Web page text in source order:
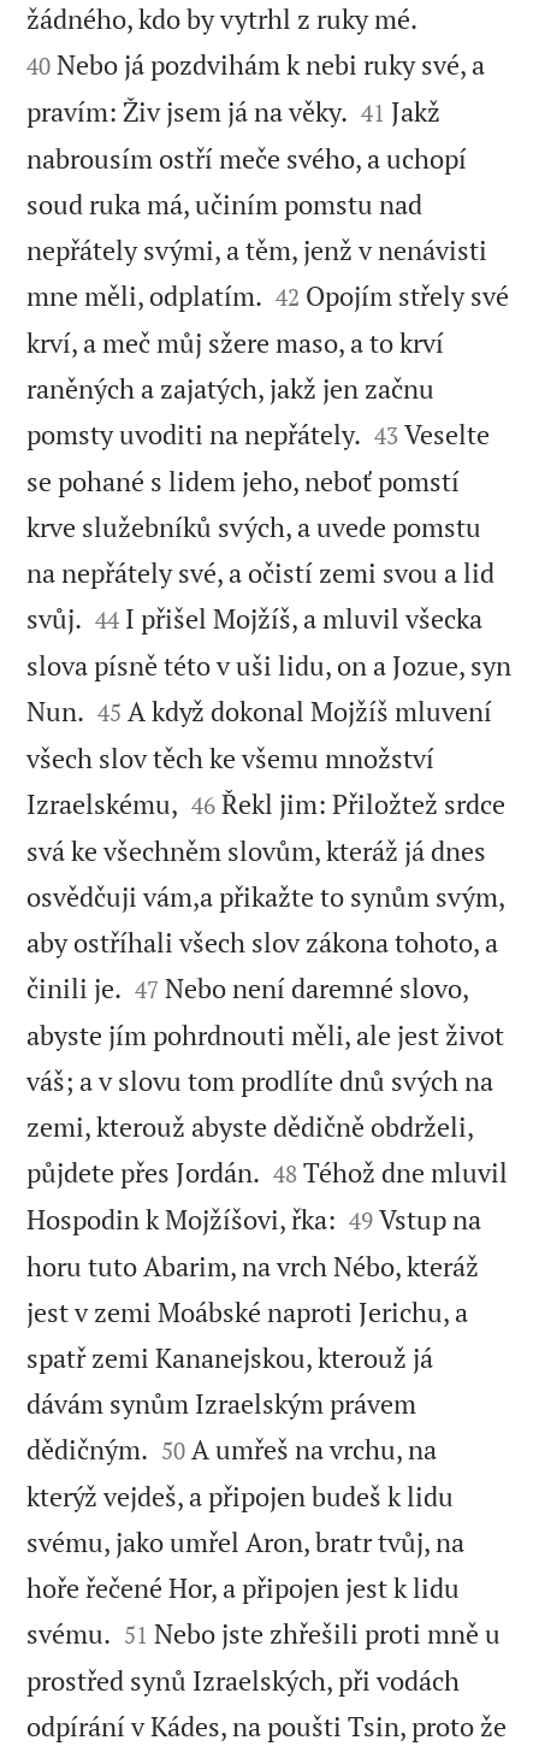
žádného, kdo by vytrhl z ruky mé.
40 Nebo já pozdvihám k nebi ruky své, a
pravím: Živ jsem já na věky. 

41 Jakž
nabrousím ostří meče svého, a uchopí
soud ruka má, učiním pomstu nad
nepřátely svými, a těm, jenž v nenávisti
mne měli, odplatím. 

42 Opojím střely své
krví, a meč můj sžere maso, a to krví
raněných a zajatých, jakž jen začnu
pomsty uvoditi na nepřátely. 

43 Veselte
se pohané s lidem jeho, neboť pomstí
krve služebníků svých, a uvede pomstu
na nepřátely své, a očistí zemi svou a lid
svůj. 

44 I přišel Mojžíš, a mluvil všecka
slova písně této v uši lidu, on a Jozue, syn
Nun. 

45 A když dokonal Mojžíš mluvení
všech slov těch ke všemu množství
Izraelskému, 

46 Řekl jim: Přiložtež srdce
svá ke všechněm slovům, kteráž já dnes
osvědčuji vám,a přikažte to synům svým,
aby ostříhali všech slov zákona tohoto, a
činili je. 

47 Nebo není daremné slovo,
abyste jím pohrdnouti měli, ale jest život
váš; a v slovu tom prodlíte dnů svých na
zemi, kterouž abyste dědičně obdrželi,
půjdete přes Jordán. 

48 Téhož dne mluvil
Hospodin k Mojžíšovi, řka: 

49 Vstup na
horu tuto Abarim, na vrch Nébo, kteráž
jest v zemi Moábské naproti Jerichu, a
spatř zemi Kananejskou, kterouž já
dávám synům Izraelským právem
dědičným. 

50 A umřeš na vrchu, na
kterýž vejdeš, a připojen budeš k lidu
svému, jako umřel Aron, bratr tvůj, na
hoře řečené Hor, a připojen jest k lidu
svému. 

51 Nebo jste zhřešili proti mně u
prostřed synů Izraelských, při vodách
odpírání v Kádes, na poušti Tsin, proto že